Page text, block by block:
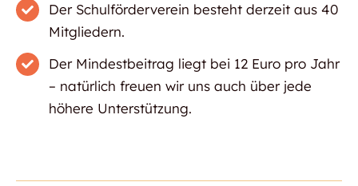
Der Schulförderverein besteht derzeit aus 40
Mitgliedern.
Der Mindestbeitrag liegt bei 12 Euro pro Jahr
– natürlich freuen wir uns auch über jede
höhere Unterstützung.